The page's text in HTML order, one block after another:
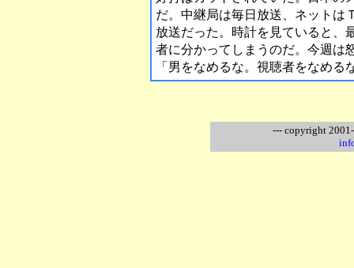
だ。中継局は毎日放送、ネットは
放送だった。時計を見ていると、
者に分かってしまうのだ。今週は
「男をなめるな。視聴者をなめる
--- copyright